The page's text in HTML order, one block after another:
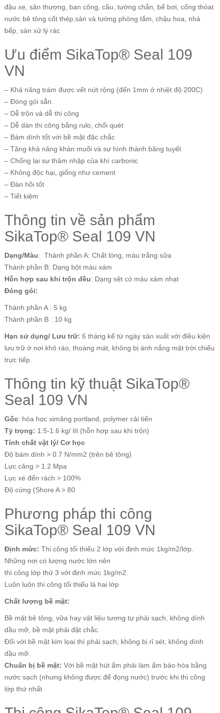
đậu xe, sân thượng, ban công, cầu, tường chắn, bể bơi, cống thóat
nước bê tông cốt thép,sàn và tường phòng tắm, chậu hoa, nhà
bếp, sàn xử lý rác
Ưu điểm SikaTop® Seal 109
VN
– Khả năng trám được vết nứt rộng (đến 1mm ở nhiệt độ 200C)
– Đóng gói sẵn.
– Dễ trộn và dễ thi công
– Dễ dàn thi công bằng rulo, chổi quét
– Bám dính tốt với bề mặt đặc chắc
– Tăng khả năng khán muối và sự hình thành băng tuyết
– Chống lại sự thâm nhập của khí carbonic
– Không độc hại, giống như cement
– Đàn hồi tốt
– Tiết kiệm
Thông tin về sản phẩm
SikaTop® Seal 109 VN
Dạng/Màu: Thành phần A: Chất lỏng, màu trắng sữa
Thành phần B: Dạng bột màu xám
Hỗn hợp sau khi trộn đều: Dạng sệt có màu xám nhạt
Đóng gói:
Thành phần A : 5 kg
Thành phần B : 10 kg
Hạn sử dụng/ Lưu trữ: 6 tháng kể từ ngày sản xuất với điều kiện
lưu trữ ở nơi khô ráo, thoáng mát, không bị ánh nắng mặt trời chiếu
trực tiếp.
Thông tin kỹ thuật SikaTop®
Seal 109 VN
Gốc: hóa học ximăng portland, polymer cải tiến
Tỷ trọng: 1.5-1.6 kg/ lít (hỗn hợp sau khi trộn)
Tính chất vật lý/ Cơ học
Độ bám dính > 0.7 N/mm2 (trên bê tông)
Lực căng > 1.2 Mpa
Lực xé đến rách > 100%
Độ cứng (Shore A > 80
Phương pháp thi công
SikaTop® Seal 109 VN
Định mức: Thi công tối thiểu 2 lớp với định mức 1kg/m2/lớp.
Những nơi có lượng nước lớn nên
thi công lớp thứ 3 với định mức 1kg/m2.
Luôn luôn thi công tối thiểu là hai lớp
Chất lượng bề mặt:
Bề mặt bê tông, vữa hay vật liệu tương tự phải sạch, không dính
dầu mỡ, bề mặt phải đặt chắc.
Đối với bề mặt kim lọai thì phải sạch, không bị rỉ sét, không dính
dầu mỡ.
Chuẩn bị bề mặt: Với bề mặt hút ẩm phải làm ẩm bảo hòa bằng
nước sạch (nhưng không được để đọng nước) trước khi thi công
lớp thứ nhất